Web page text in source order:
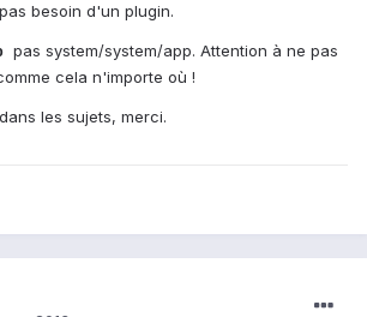
besoin d'un plugin.
pas system/system/app. Attention à ne pas
cela n'importe où !
les sujets, merci.